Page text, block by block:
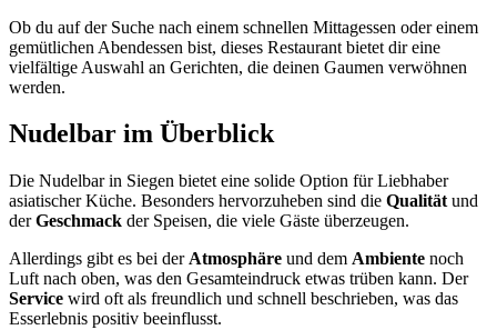
Ob du auf der Suche nach einem schnellen Mittagessen oder einem
gemütlichen Abendessen bist, dieses Restaurant bietet dir eine
vielfältige Auswahl an Gerichten, die deinen Gaumen verwöhnen
werden.
Nudelbar im Überblick
Die Nudelbar in Siegen bietet eine solide Option für Liebhaber
asiatischer Küche. Besonders hervorzuheben sind die Qualität und
derGeschmack der Speisen, die viele Gäste überzeugen.
Allerdings gibt es bei der Atmosphäre und dem Ambiente noch
Luft nach oben, was den Gesamteindruck etwas trüben kann. Der
Service wird oft als freundlich und schnell beschrieben, was das
Esserlebnis positiv beeinflusst.